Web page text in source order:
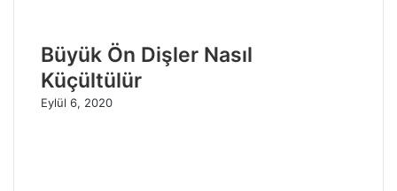
Büyük Ön Dişler Nasıl
Küçültülür
Eylül 6, 2020